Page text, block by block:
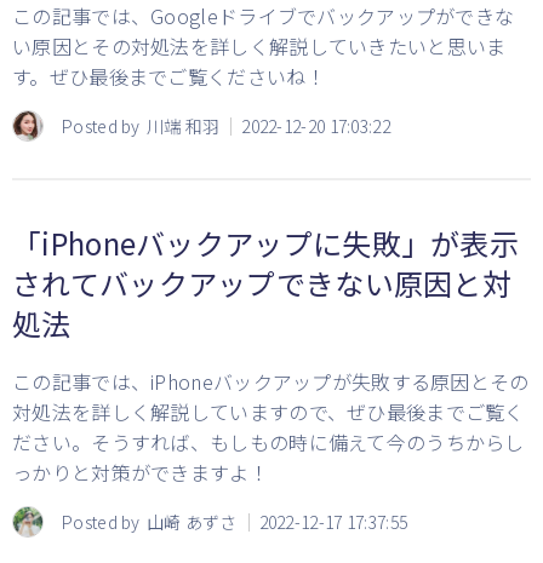
この記事では、Googleドライブでバックアップができな
い原因とその対処法を詳しく解説していきたいと思いま
す。ぜひ最後までご覧くださいね！
Posted by 川端 和羽 2022-12-20 17:03:22
「iPhoneバックアップに失敗」が表示
されてバックアップできない原因と対
処法
この記事では、iPhoneバックアップが失敗する原因とその
対処法を詳しく解説していますので、ぜひ最後までご覧く
ださい。そうすれば、もしもの時に備えて今のうちからし
っかりと対策ができますよ！
Posted by 山崎 あずさ 2022-12-17 17:37:55